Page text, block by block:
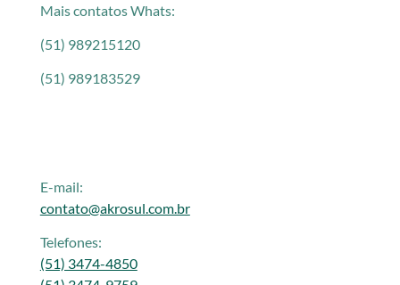
Mais contatos Whats:
(51) 989215120
(51) 989183529
E-mail:
contato@akrosul.com.br
Telefones:
(51) 3474-4850